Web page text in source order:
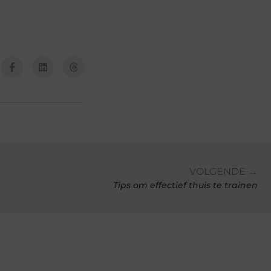
VOLGENDE →
Tips om effectief thuis te trainen